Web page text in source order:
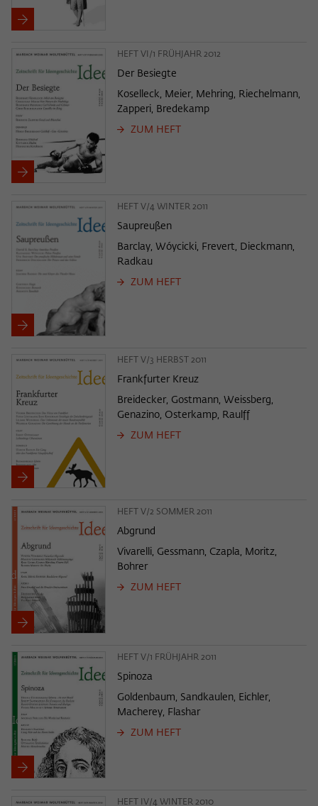
HEFT VI/1 FRÜHJAHR 2012
Der Besiegte
Koselleck, Meier, Mehring, Riechelmann,
Zapperi, Bredekamp
ZUM HEFT
HEFT V/4 WINTER 2011
Saupreußen
Barclay, Wóycicki, Frevert, Dieckmann,
Radkau
ZUM HEFT
HEFT V/3 HERBST 2011
Frankfurter Kreuz
Breidecker, Gostmann, Weissberg,
Genazino, Osterkamp, Raulff
ZUM HEFT
HEFT V/2 SOMMER 2011
Abgrund
Vivarelli, Gessmann, Czapla, Moritz,
Bohrer
ZUM HEFT
HEFT V/1 FRÜHJAHR 2011
Spinoza
Goldenbaum, Sandkaulen, Eichler,
Macherey, Flashar
ZUM HEFT
HEFT IV/4 WINTER 2010